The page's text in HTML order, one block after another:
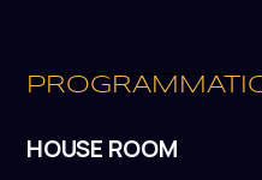
HOUSE ROOM